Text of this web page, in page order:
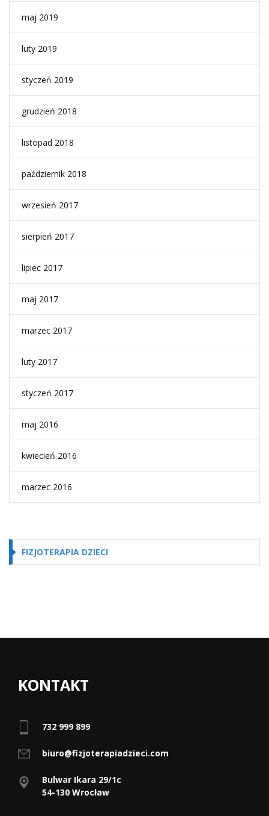
maj 2019
luty 2019
styczeń 2019
grudzień 2018
listopad 2018
październik 2018
wrzesień 2017
sierpień 2017
lipiec 2017
maj 2017
marzec 2017
luty 2017
styczeń 2017
maj 2016
kwiecień 2016
marzec 2016
FIZJOTERAPIA DZIECI
KONTAKT
732 999 899
biuro@fizjoterapiadzieci.com
Bulwar Ikara 29/1c
54-130 Wrocław